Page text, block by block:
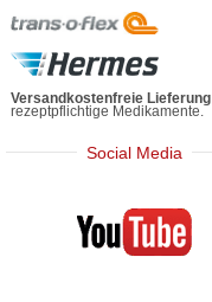
Versandkostenfreie Lieferung
rezeptpflichtige Medikamente.
Social Media
Mediherz